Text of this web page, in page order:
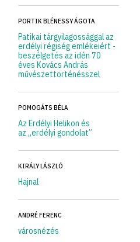
PORTIK BLÉNESSY ÁGOTA
Patikai tárgyilagossággal az
erdélyi régiség emlékeiért -
beszélgetés az idén 70
éves Kovács András
művészettörténésszel
POMOGÁTS BÉLA
Az Erdélyi Helikon és
az „erdélyi gondolat”
KIRÁLY LÁSZLÓ
Hajnal
ANDRÉ FERENC
városnézés